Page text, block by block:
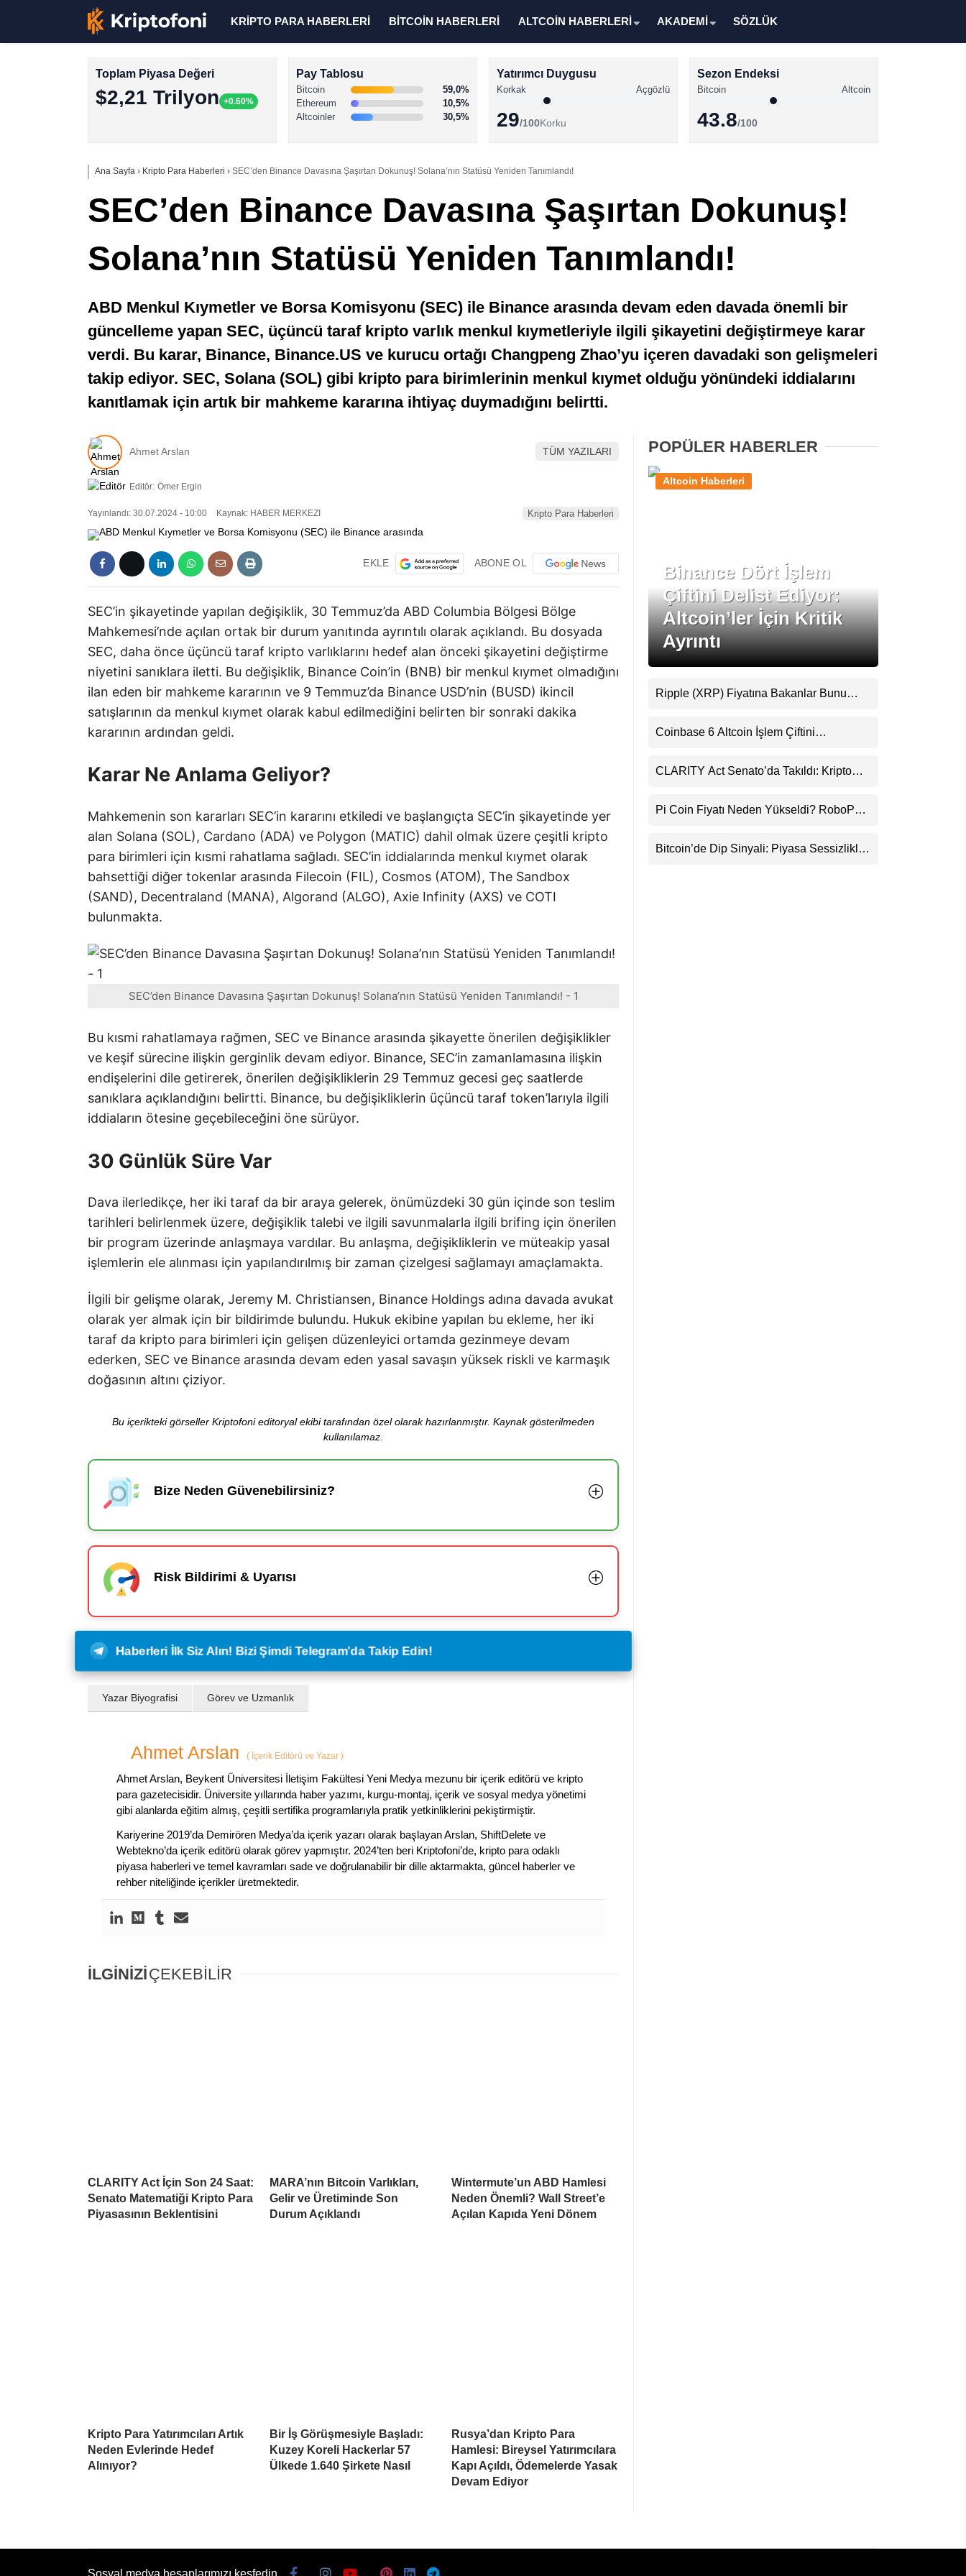
Altcoin Haberleri
Stablecoin Haberleri
KRİPTO PARA HABERLERİ BİTCOİN HABERLERİ ALTCOİN HABERLERİ AKADEMİ SÖZLÜK
Toplam Piyasa Değeri
$2,21 Trilyon +0.60%
Pay Tablosu
Bitcoin
59,0%
Ethereum
10,5%
Altcoinler
30,5%
Yatırımcı Duygusu
Korkak Açgözlü
29/100Korku
Sezon Endeksi
Bitcoin Altcoin
43.8/100
Ana Sayfa › Kripto Para Haberleri › SEC’den Binance Davasına Şaşırtan Dokunuş! Solana’nın Statüsü Yeniden Tanımlandı!
SEC’den Binance Davasına Şaşırtan Dokunuş!
Solana’nın Statüsü Yeniden Tanımlandı!
ABD Menkul Kıymetler ve Borsa Komisyonu (SEC) ile Binance arasında devam eden davada önemli bir
güncelleme yapan SEC, üçüncü taraf kripto varlık menkul kıymetleriyle ilgili şikayetini değiştirmeye karar
verdi. Bu karar, Binance, Binance.US ve kurucu ortağı Changpeng Zhao’yu içeren davadaki son gelişmeleri
takip ediyor. SEC, Solana (SOL) gibi kripto para birimlerinin menkul kıymet olduğu yönündeki iddialarını
kanıtlamak için artık bir mahkeme kararına ihtiyaç duymadığını belirtti.
Ahmet Arslan TÜM YAZILARI
Editör: Ömer Ergin
Yayınlandı: 30.07.2024 - 10:00 Kaynak: HABER MERKEZI Kripto Para Haberleri
EKLE ABONE OL
SEC’in şikayetinde yapılan değişiklik, 30 Temmuz’da ABD Columbia Bölgesi Bölge
Mahkemesi’nde açılan ortak bir durum yanıtında ayrıntılı olarak açıklandı. Bu dosyada
SEC, daha önce üçüncü taraf kripto varlıklarını hedef alan önceki şikayetini değiştirme
niyetini sanıklara iletti. Bu değişiklik, Binance Coin’in (BNB) bir menkul kıymet olmadığını
ilan eden bir mahkeme kararının ve 9 Temmuz’da Binance USD’nin (BUSD) ikincil
satışlarının da menkul kıymet olarak kabul edilmediğini belirten bir sonraki dakika
kararının ardından geldi.
Karar Ne Anlama Geliyor?
Mahkemenin son kararları SEC’in kararını etkiledi ve başlangıçta SEC’in şikayetinde yer
alan Solana (SOL), Cardano (ADA) ve Polygon (MATIC) dahil olmak üzere çeşitli kripto
para birimleri için kısmi rahatlama sağladı. SEC’in iddialarında menkul kıymet olarak
bahsettiği diğer tokenlar arasında Filecoin (FIL), Cosmos (ATOM), The Sandbox
(SAND), Decentraland (MANA), Algorand (ALGO), Axie Infinity (AXS) ve COTI
bulunmakta.
SEC’den Binance Davasına Şaşırtan Dokunuş! Solana’nın Statüsü Yeniden Tanımlandı! - 1
Bu kısmi rahatlamaya rağmen, SEC ve Binance arasında şikayette önerilen değişiklikler
ve keşif sürecine ilişkin gerginlik devam ediyor. Binance, SEC’in zamanlamasına ilişkin
endişelerini dile getirerek, önerilen değişikliklerin 29 Temmuz gecesi geç saatlerde
sanıklara açıklandığını belirtti. Binance, bu değişikliklerin üçüncü taraf token’larıyla ilgili
iddiaların ötesine geçebileceğini öne sürüyor.
30 Günlük Süre Var
Dava ilerledikçe, her iki taraf da bir araya gelerek, önümüzdeki 30 gün içinde son teslim
tarihleri belirlenmek üzere, değişiklik talebi ve ilgili savunmalarla ilgili brifing için önerilen
bir program üzerinde anlaşmaya vardılar. Bu anlaşma, değişikliklerin ve müteakip yasal
işlemlerin ele alınması için yapılandırılmış bir zaman çizelgesi sağlamayı amaçlamakta.
İlgili bir gelişme olarak, Jeremy M. Christiansen, Binance Holdings adına davada avukat
olarak yer almak için bir bildirimde bulundu. Hukuk ekibine yapılan bu ekleme, her iki
taraf da kripto para birimleri için gelişen düzenleyici ortamda gezinmeye devam
ederken, SEC ve Binance arasında devam eden yasal savaşın yüksek riskli ve karmaşık
doğasının altını çiziyor.
Bu içerikteki görseller Kriptofoni editoryal ekibi tarafından özel olarak hazırlanmıştır. Kaynak gösterilmeden
kullanılamaz.
Bize Neden Güvenebilirsiniz?
Risk Bildirimi & Uyarısı
Haberleri İlk Siz Alın! Bizi Şimdi Telegram'da Takip Edin!
Yazar Biyografisi Görev ve Uzmanlık
Ahmet Arslan ( İçerik Editörü ve Yazar )
Ahmet Arslan, Beykent Üniversitesi İletişim Fakültesi Yeni Medya mezunu bir içerik editörü ve kripto
para gazetecisidir. Üniversite yıllarında haber yazımı, kurgu-montaj, içerik ve sosyal medya yönetimi
gibi alanlarda eğitim almış, çeşitli sertifika programlarıyla pratik yetkinliklerini pekiştirmiştir.
Kariyerine 2019’da Demirören Medya’da içerik yazarı olarak başlayan Arslan, ShiftDelete ve
Webtekno’da içerik editörü olarak görev yapmıştır. 2024’ten beri Kriptofoni’de, kripto para odaklı
piyasa haberleri ve temel kavramları sade ve doğrulanabilir bir dille aktarmakta, güncel haberler ve
rehber niteliğinde içerikler üretmektedir.
İLGİNİZİÇEKEBİLİR
CLARITY Act İçin Son 24 Saat:
Senato Matematiği Kripto Para
Piyasasının Beklentisini
MARA’nın Bitcoin Varlıkları,
Gelir ve Üretiminde Son
Durum Açıklandı
Wintermute’un ABD Hamlesi
Neden Önemli? Wall Street’e
Açılan Kapıda Yeni Dönem
Kripto Para Yatırımcıları Artık
Neden Evlerinde Hedef
Alınıyor?
Bir İş Görüşmesiyle Başladı:
Kuzey Koreli Hackerlar 57
Ülkede 1.640 Şirkete Nasıl
Rusya’dan Kripto Para
Hamlesi: Bireysel Yatırımcılara
Kapı Açıldı, Ödemelerde Yasak
Devam Ediyor
POPÜLER HABERLER
Binance Dört İşlem
Çiftini Delist Ediyor:
Altcoin’ler İçin Kritik
Ayrıntı
Altcoin Haberleri
Ripple (XRP) Fiyatına Bakanlar Bunu
Uyarı
Coinbase 6 Altcoin İşlem Çiftini
CLARITY Act Senato’da Takıldı: Kripto
Pi Coin Fiyatı Neden Yükseldi? RoboPay
Destekledi
Bitcoin’de Dip Sinyali: Piyasa Sessizlikle
Sosyal medya hesaplarımızı keşfedin